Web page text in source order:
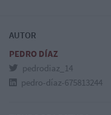
AUTOR
PEDRO DÍAZ
pedrodiaz_14
pedro-díaz-675813244